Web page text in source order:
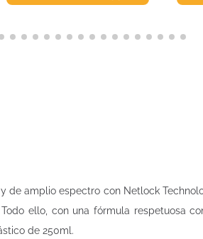
de amplio espectro con Netlock
ello, con una fórmula respetuosa
de 250ml.